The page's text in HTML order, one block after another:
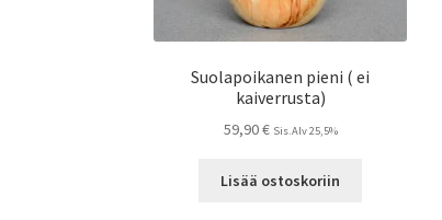
Suolapoikanen pieni ( ei
kaiverrusta)
59,90€ Sis.Alv 25,5%
Lisää ostoskoriin